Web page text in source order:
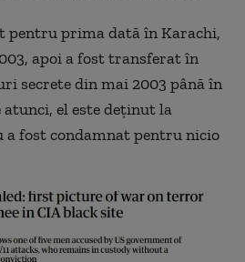
pentru prima dată în Karachi,
apoi a fost transferat în
secrete din mai 2003 până în
el este deţinut la
a fost condamnat pentru nicio